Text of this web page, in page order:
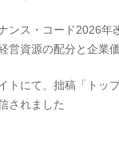
ンス・コード2026年
営資源の配分と企業
トにて、拙稿「トッ
されました